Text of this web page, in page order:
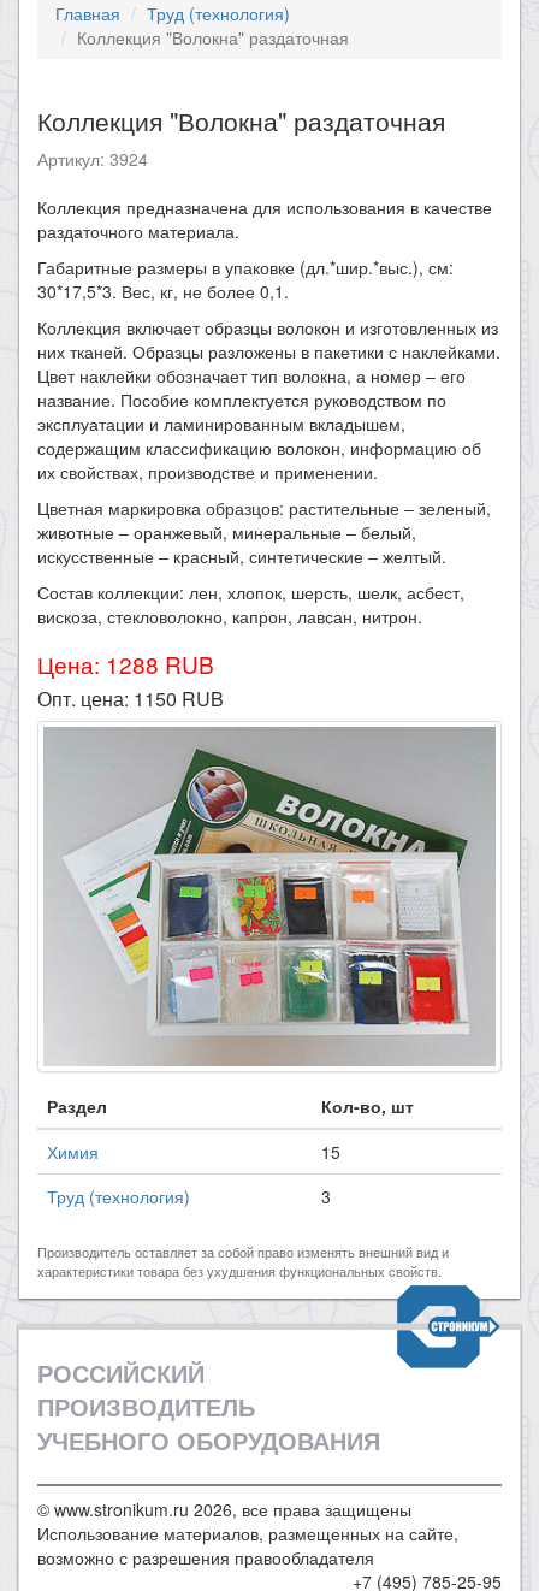
Главная
Труд (технология)
Коллекция "Волокна" раздаточная
Коллекция "Волокна" раздаточная
Артикул: 3924
Коллекция предназначена для использования в качестве
раздаточного материала.
Габаритные размеры в упаковке (дл.*шир.*выс.), см:
30*17,5*3. Вес, кг, не более 0,1.
Коллекция включает образцы волокон и изготовленных из
них тканей. Образцы разложены в пакетики с наклейками.
Цвет наклейки обозначает тип волокна, а номер – его
название. Пособие комплектуется руководством по
эксплуатации и ламинированным вкладышем,
содержащим классификацию волокон, информацию об
их свойствах, производстве и применении.
Цветная маркировка образцов: растительные – зеленый,
животные – оранжевый, минеральные – белый,
искусственные – красный, синтетические – желтый.
Состав коллекции: лен, хлопок, шерсть, шелк, асбест,
вискоза, стекловолокно, капрон, лавсан, нитрон.
Цена: 1288 RUB
Опт. цена: 1150 RUB
Раздел
Кол-во, шт
Химия
15
Труд (технология)
3
Производитель оставляет за собой право изменять внешний вид и
характеристики товара без ухудшения функциональных свойств.
РОССИЙСКИЙ
ПРОИЗВОДИТЕЛЬ
УЧЕБНОГО ОБОРУДОВАНИЯ
© www.stronikum.ru 2026, все права защищены
Использование материалов, размещенных на сайте,
возможно с разрешения правообладателя
+7 (495) 785-25-95